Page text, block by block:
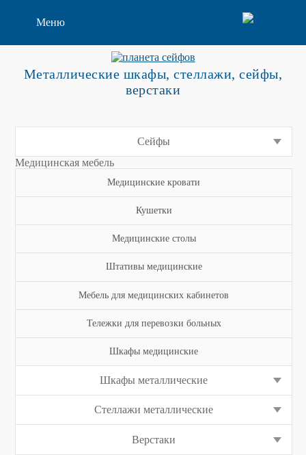
Меню
Металлические шкафы, стеллажи, сейфы,
верстаки
Сейфы
Медицинская мебель
Медицинские кровати
Кушетки
Медицинские столы
Штативы медицинские
Мебель для медицинских кабинетов
Тележки для перевозки больных
Шкафы медицинские
Шкафы металлические
Стеллажи металлические
Верстаки